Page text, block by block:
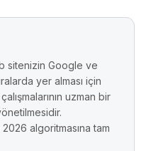
sitenizin Google ve
yer alması için
uzman bir
algoritmasına tam